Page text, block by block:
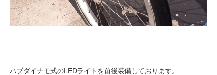
ハブダイナモ式のLEDライトを前後装備しております。